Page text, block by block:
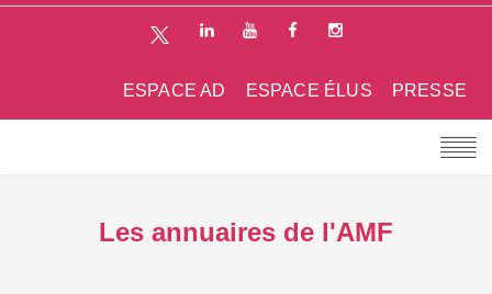
PRESSE
ESPACE ÉLUS
ESPACE AD
Les annuaires de l'AMF